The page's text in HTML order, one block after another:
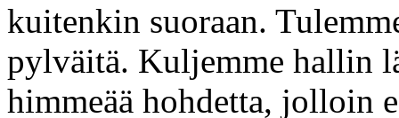
kuitenkin suoraan.
pylväitä. Kuljemme hallin
himmeää hohdetta, jolloin